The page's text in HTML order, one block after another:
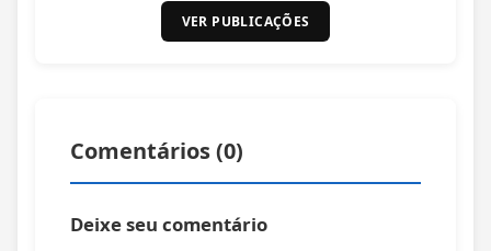
VER PUBLICAÇÕES
Comentários (0)
Deixe seu comentário